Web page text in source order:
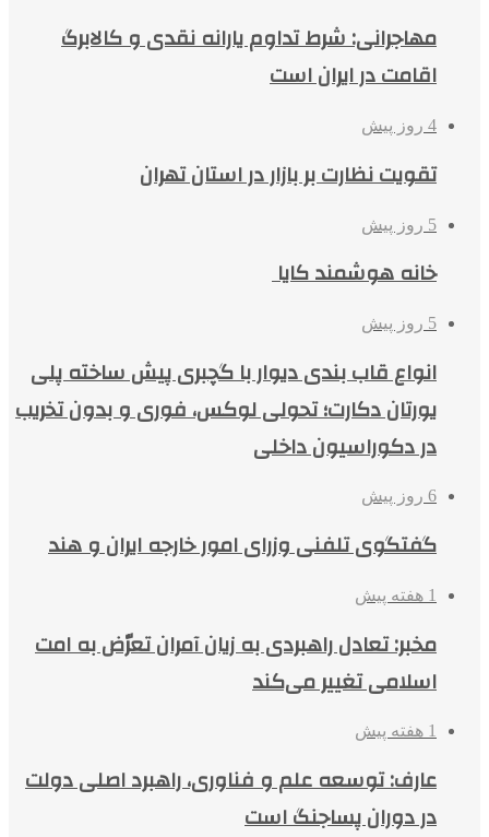
مهاجرانی: شرط تداوم یارانه نقدی و کالابرگ
اقامت در ایران است
4 روز پیش
تقویت نظارت بر بازار در استان تهران
5 روز پیش
خانه هوشمند کایا
5 روز پیش
انواع قاب بندی دیوار با گچبری پیش ساخته پلی
یورتان دکارت؛ تحولی لوکس، فوری و بدون تخریب
در دکوراسیون داخلی
6 روز پیش
گفتگوی تلفنی وزرای امور خارجه ایران و هند
1 هفته پیش
مخبر: تعادل راهبردی به زیان آمران تعرّض به امت
اسلامی تغییر می‌کند
1 هفته پیش
عارف: توسعه علم و فناوری، راهبرد اصلی دولت
در دوران پساجنگ است